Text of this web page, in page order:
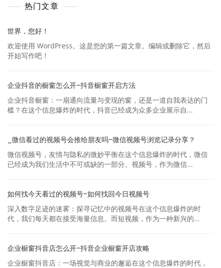
热门文章
世界，您好！
欢迎使用 WordPress。这是您的第一篇文章。编辑或删除它，然后
开始写作吧！
企业抖音的橱窗怎么开-抖音橱窗开启方法
企业抖音橱窗：一扇通向流量与变现的窗，还是一道自我表达的门
槛？在这个信息爆炸的时代，抖音已经成为众多企业展示自...
_微信看过的视频号会推给朋友吗-微信视频号浏览记录分享？
微信视频号，友情与隐私的微妙平衡在这个信息爆炸的时代，微信
已经成为我们生活中不可或缺的一部分。视频号，作为微信...
如何找今天看过的视频号-如何找回今日视频号
深入数字足迹的迷雾：探寻记忆中的视频号在这个信息爆炸的时
代，我们每天都在接受海量信息。而短视频，作为一种新兴的...
企业橱窗抖音店怎么开-抖音企业橱窗开店攻略
企业橱窗抖音店：一场视觉与商业的邂逅在这个信息爆炸的时代，